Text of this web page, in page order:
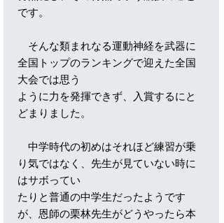
です。
そんな類まれなる運動神経を武器に
全国トップのランキングで迎えた全国
大会では思う
ように力を発揮できず、入賞するにと
どまりました。
中学時代の初めはそれほど練習が乗
り気ではなく、先生が見ていない時に
はサボってい
たりと普通の中学生だったようです
が、恩師の栗林先生がどうやったら本